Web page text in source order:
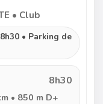
• Club
• Parking de
8h30
• 850 m D+